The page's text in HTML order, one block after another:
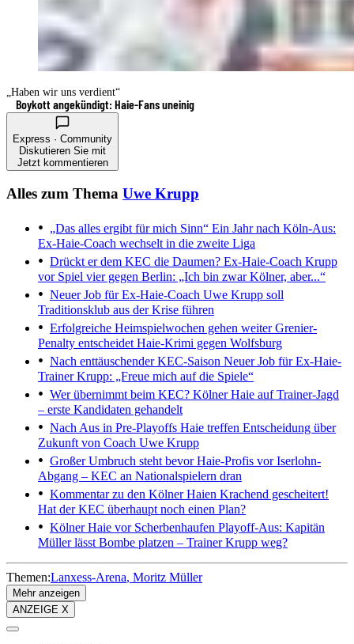
„Haben wir uns verdient“
Boykott angekündigt: Haie-Fans uneinig
Express · Community
Diskutieren Sie mit
Jetzt kommentieren
Alles zum Thema Uwe Krupp
„Das alles ergibt für mich Sinn“ Ein Jahr nach Köln-Aus:
Ex-Haie-Coach wechselt in die zweite Liga
Drückt er dem KEC die Daumen? Ex-Haie-Coach Krupp
vor Spiel vier gegen Berlin: „Ich bin zwar Kölner, aber...“
Neuer Job für Ex-Haie-Coach Uwe Krupp soll
Traditionsklub aus der Krise führen
Erfolgreiche Heimspielwochen gehen weiterGrenier-
Penalty entscheidet Haie-Krimi gegen Wolfsburg
Nach enttäuschender KEC-Saison Neuer Job für Ex-Haie-
Trainer Krupp: „Freue mich auf die Spiele“
Wer übernimmt beim KEC? Kölner Haie auf Trainer-Jagd
– erste Kandidaten gehandelt
Nach Aus in Pre-Playoffs Haie treffen Entscheidung über
Zukunft von Coach Uwe Krupp
Großer Umbruch steht bevorHaie-Profis vor Iserlohn-
Abgang – KEC an Nationalspielern dran
Kommentar zu den Kölner Haien Krachend gescheitert!
Hat der KEC überhaupt noch einen Plan?
Kölner Haie vor Scherbenhaufen Playoff-Aus: Kapitän
Müller lässt Bombe platzen – Trainer Krupp weg?
Themen:Lanxess-Arena Moritz Müller
Mehr anzeigen
ANZEIGE X